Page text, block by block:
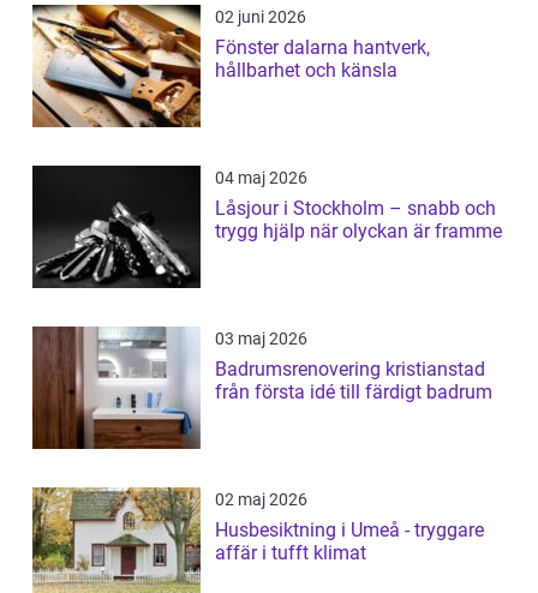
02 juni 2026
Fönster dalarna hantverk,
hållbarhet och känsla
04 maj 2026
Låsjour i Stockholm – snabb och
trygg hjälp när olyckan är framme
03 maj 2026
Badrumsrenovering kristianstad
från första idé till färdigt badrum
02 maj 2026
Husbesiktning i Umeå - tryggare
affär i tufft klimat